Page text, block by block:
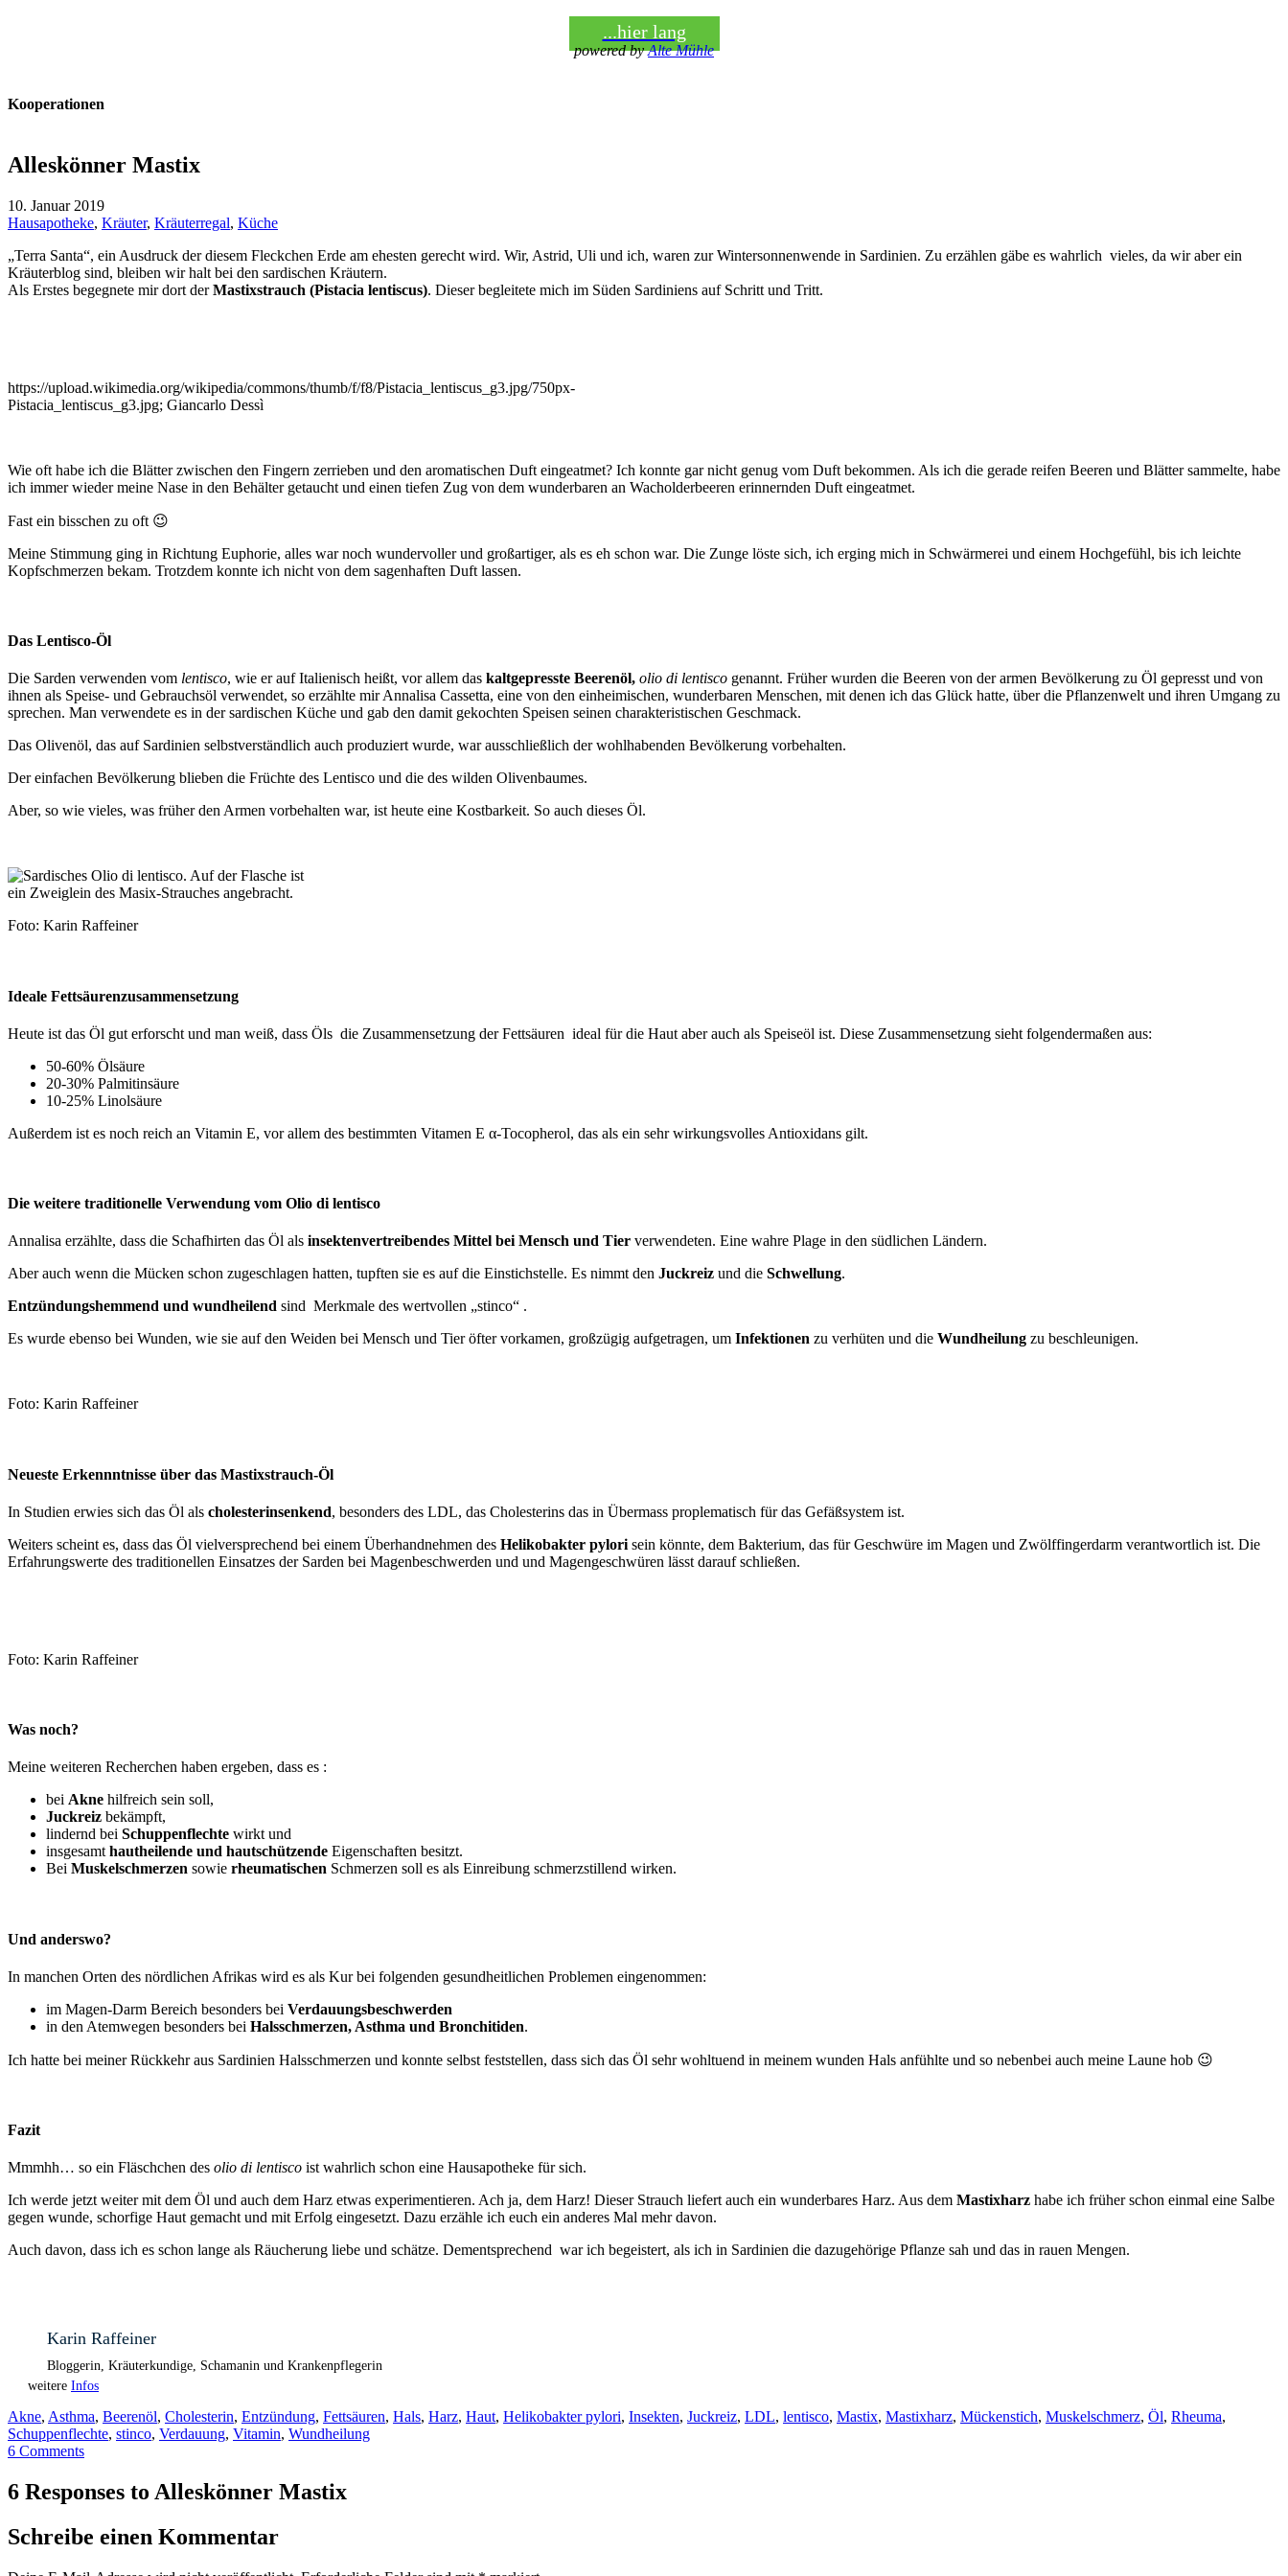
...hier lang
powered byAlte Mühle
Kooperationen
Alleskönner Mastix
10. Januar 2019
Hausapotheke, Kräuter, Kräuterregal, Küche
„Terra Santa“, ein Ausdruck der diesem Fleckchen Erde am ehesten gerecht wird. Wir, Astrid, Uli und ich, waren zur Wintersonnenwende in Sardinien. Zu erzählen gäbe es wahrlich vieles, da wir aber ein
Kräuterblog sind, bleiben wir halt bei den sardischen Kräutern.
Als Erstes begegnete mir dort derMastixstrauch (Pistacia lentiscus). Dieser begleitete mich im Süden Sardiniens auf Schritt und Tritt.
https://upload.wikimedia.org/wikipedia/commons/thumb/f/f8/Pistacia_lentiscus_g3.jpg/750px-
Pistacia_lentiscus_g3.jpg; Giancarlo Dessì
Wie oft habe ich die Blätter zwischen den Fingern zerrieben und den aromatischen Duft eingeatmet? Ich konnte gar nicht genug vom Duft bekommen. Als ich die gerade reifen Beeren und Blätter sammelte, habe
ich immer wieder meine Nase in den Behälter getaucht und einen tiefen Zug von dem wunderbaren an Wacholderbeeren erinnernden Duft eingeatmet.
Fast ein bisschen zu oft 😉
Meine Stimmung ging in Richtung Euphorie, alles war noch wundervoller und großartiger, als es eh schon war. Die Zunge löste sich, ich erging mich in Schwärmerei und einem Hochgefühl, bis ich leichte
Kopfschmerzen bekam. Trotzdem konnte ich nicht von dem sagenhaften Duft lassen.
Das Lentisco-Öl
Die Sarden verwenden vom lentisco, wie er auf Italienisch heißt, vor allem das kaltgepresste Beerenöl, olio di lentisco genannt. Früher wurden die Beeren von der armen Bevölkerung zu Öl gepresst und von
ihnen als Speise- und Gebrauchsöl verwendet, so erzählte mir Annalisa Cassetta, eine von den einheimischen, wunderbaren Menschen, mit denen ich das Glück hatte, über die Pflanzenwelt und ihren Umgang zu
sprechen. Man verwendete es in der sardischen Küche und gab den damit gekochten Speisen seinen charakteristischen Geschmack.
Das Olivenöl, das auf Sardinien selbstverständlich auch produziert wurde, war ausschließlich der wohlhabenden Bevölkerung vorbehalten.
Der einfachen Bevölkerung blieben die Früchte des Lentisco und die des wilden Olivenbaumes.
Aber, so wie vieles, was früher den Armen vorbehalten war, ist heute eine Kostbarkeit. So auch dieses Öl.
Foto: Karin Raffeiner
Ideale Fettsäurenzusammensetzung
Heute ist das Öl gut erforscht und man weiß, dass Öls die Zusammensetzung der Fettsäuren ideal für die Haut aber auch als Speiseöl ist. Diese Zusammensetzung sieht folgendermaßen aus:
50-60% Ölsäure
20-30% Palmitinsäure
10-25% Linolsäure
Außerdem ist es noch reich an Vitamin E, vor allem des bestimmten Vitamen E α-Tocopherol, das als ein sehr wirkungsvolles Antioxidans gilt.
Die weitere traditionelle Verwendung vom Olio di lentisco
Annalisa erzählte, dass die Schafhirten das Öl als insektenvertreibendes Mittel bei Mensch und Tier verwendeten. Eine wahre Plage in den südlichen Ländern.
Aber auch wenn die Mücken schon zugeschlagen hatten, tupften sie es auf die Einstichstelle. Es nimmt den Juckreiz und die Schwellung.
Entzündungshemmend und wundheilend sind Merkmale des wertvollen „stinco“ .
Es wurde ebenso bei Wunden, wie sie auf den Weiden bei Mensch und Tier öfter vorkamen, großzügig aufgetragen, um Infektionen zu verhüten und die Wundheilung zu beschleunigen.
Foto: Karin Raffeiner
Neueste Erkennntnisse über das Mastixstrauch-Öl
In Studien erwies sich das Öl als cholesterinsenkend, besonders des LDL, das Cholesterins das in Übermass proplematisch für das Gefäßsystem ist.
Weiters scheint es, dass das Öl vielversprechend bei einem Überhandnehmen des Helikobakter pylori sein könnte, dem Bakterium, das für Geschwüre im Magen und Zwölffingerdarm verantwortlich ist. Die
Erfahrungswerte des traditionellen Einsatzes der Sarden bei Magenbeschwerden und und Magengeschwüren lässt darauf schließen.
Foto: Karin Raffeiner
Was noch?
Meine weiteren Recherchen haben ergeben, dass es :
bei Akne hilfreich sein soll,
Juckreiz bekämpft,
lindernd bei Schuppenflechte wirkt und
insgesamt hautheilende und hautschützende Eigenschaften besitzt.
Bei Muskelschmerzen sowie rheumatischen Schmerzen soll es als Einreibung schmerzstillend wirken.
Und anderswo?
In manchen Orten des nördlichen Afrikas wird es als Kur bei folgenden gesundheitlichen Problemen eingenommen:
im Magen-Darm Bereich besonders bei Verdauungsbeschwerden
in den Atemwegen besonders bei Halsschmerzen, Asthma und Bronchitiden.
Ich hatte bei meiner Rückkehr aus Sardinien Halsschmerzen und konnte selbst feststellen, dass sich das Öl sehr wohltuend in meinem wunden Hals anfühlte und so nebenbei auch meine Laune hob 😉
Fazit
Mmmhh… so ein Fläschchen des olio di lentisco ist wahrlich schon eine Hausapotheke für sich.
Ich werde jetzt weiter mit dem Öl und auch dem Harz etwas experimentieren. Ach ja, dem Harz! Dieser Strauch liefert auch ein wunderbares Harz. Aus dem Mastixharz habe ich früher schon einmal eine Salbe
gegen wunde, schorfige Haut gemacht und mit Erfolg eingesetzt. Dazu erzähle ich euch ein anderes Mal mehr davon.
Auch davon, dass ich es schon lange als Räucherung liebe und schätze. Dementsprechend war ich begeistert, als ich in Sardinien die dazugehörige Pflanze sah und das in rauen Mengen.
Karin Raffeiner
Bloggerin, Kräuterkundige, Schamanin und Krankenpflegerin
weitere Infos
Akne, Asthma, Beerenöl, Cholesterin, Entzündung, Fettsäuren, Hals, Harz, Haut, Helikobakter pylori, Insekten, Juckreiz, LDL, lentisco, Mastix, Mastixharz, Mückenstich, Muskelschmerz, Öl, Rheuma,
Schuppenflechte, stinco, Verdauung, Vitamin, Wundheilung
6 Comments
6 Responses to Alleskönner Mastix
Schreibe einen Kommentar